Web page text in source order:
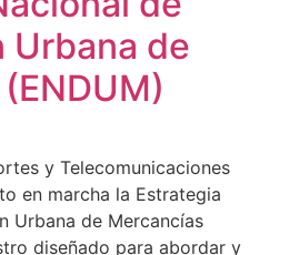
Urbana de
y Telecomunicaciones
en marcha la Estrategia
Urbana de Mercancías
diseñado para abordar y